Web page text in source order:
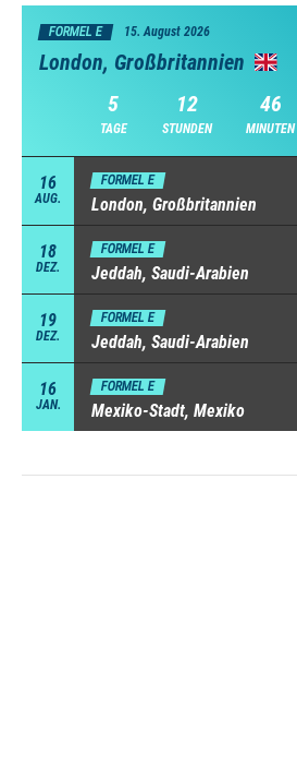
FORMEL E 15. August 2026
London, Großbritannien
5
TAGE
12
STUNDEN
46
MINUTEN
16
AUG.
FORMEL E
London, Großbritannien
18
DEZ.
FORMEL E
Jeddah, Saudi-Arabien
19
DEZ.
FORMEL E
Jeddah, Saudi-Arabien
16
JAN.
FORMEL E
Mexiko-Stadt, Mexiko